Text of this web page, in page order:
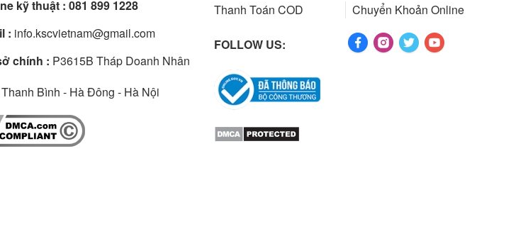
kỹ thuật : 081 899 1228
: info.kscvietnam@gmail.com
chính : P3615B Tháp Doanh Nhân
Bình - Hà Đông - Hà Nội
Thanh Toán COD
Chuyển Khoản Online
FOLLOW US: